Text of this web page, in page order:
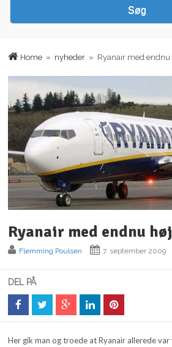
Home » nyheder » Ryanair med endnu
Ryanair med endnu
Flemming Poulsen 7. september 2009
DEL PÅ
Her gik man og troede at Ryanair allerede